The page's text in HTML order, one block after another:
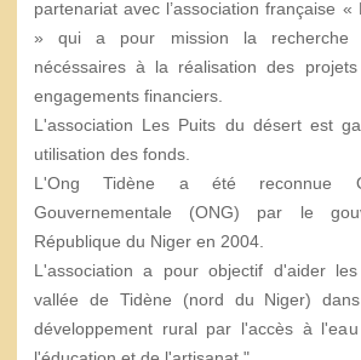
partenariat avec l’association française
» qui a pour mission la recherche
nécéssaires à la réalisation des
engagements financiers.
L'association Les Puits du désert est
utilisation des fonds.
L'Ong Tidène a été reconnue
Gouvernementale (ONG) par le
République du Niger en 2004.
L'association a pour objectif d'aider
vallée de Tidène (nord du Niger)
développement rural par l'accès à